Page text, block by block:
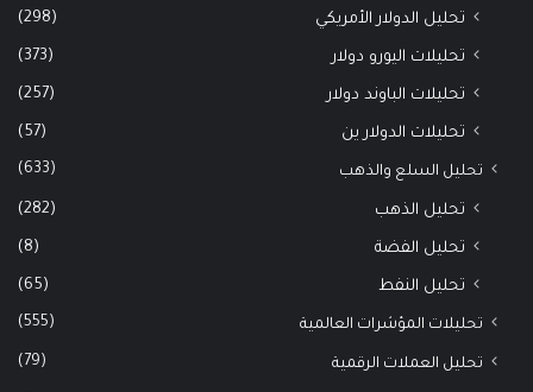
تحليل الدولار الأمريكي (298)
تحليلات اليورو دولار (373)
تحليلات الباوند دولار (257)
تحليلات الدولار ين (57)
تحليل السلع والذهب (633)
تحليل الذهب (282)
تحليل الفضة (8)
تحليل النفط (65)
تحليلات المؤشرات العالمية (555)
تحليل العملات الرقمية (79)